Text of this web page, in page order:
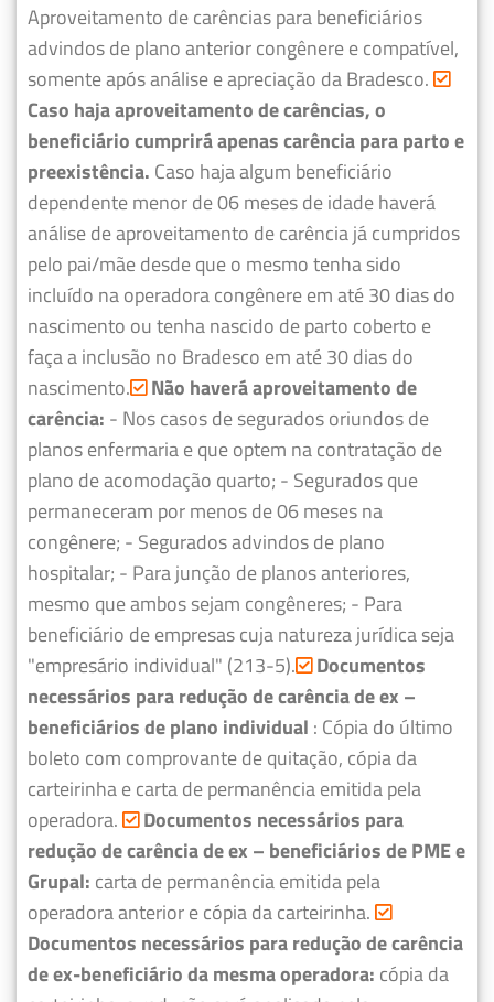
Aproveitamento de carências para beneficiários
advindos de plano anterior congênere e compatível,
somente após análise e apreciação da Bradesco.
Caso haja aproveitamento de carências, o
beneficiário cumprirá apenas carência para parto e
preexistência. Caso haja algum beneficiário
dependente menor de 06 meses de idade haverá
análise de aproveitamento de carência já cumpridos
pelo pai/mãe desde que o mesmo tenha sido
incluído na operadora congênere em até 30 dias do
nascimento ou tenha nascido de parto coberto e
faça a inclusão no Bradesco em até 30 dias do
nascimento. Não haverá aproveitamento de
carência: - Nos casos de segurados oriundos de
planos enfermaria e que optem na contratação de
plano de acomodação quarto; - Segurados que
permaneceram por menos de 06 meses na
congênere; - Segurados advindos de plano
hospitalar; - Para junção de planos anteriores,
mesmo que ambos sejam congêneres; - Para
beneficiário de empresas cuja natureza jurídica seja
"empresário individual" (213-5). Documentos
necessários para redução de carência de ex –
beneficiários de plano individual : Cópia do último
boleto com comprovante de quitação, cópia da
carteirinha e carta de permanência emitida pela
operadora.
Documentos necessários para
redução de carência de ex – beneficiários de PME e
Grupal: carta de permanência emitida pela
operadora anterior e cópia da carteirinha.
Documentos necessários para redução de carência
de ex-beneficiário da mesma operadora: cópia da